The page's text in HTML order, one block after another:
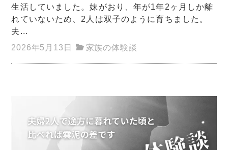
生活していました。妹がおり、年が1年2ヶ月しか離
れていないため、2人は双子のように育ちました。
夫...
2026年5月13日
家族の体験談